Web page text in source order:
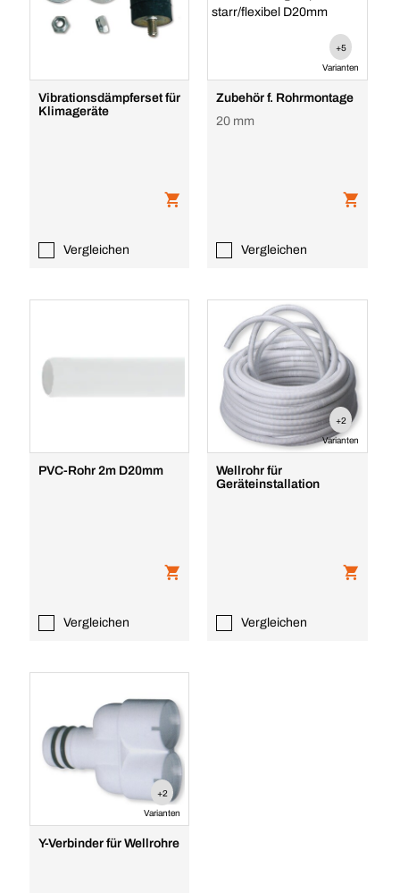
Vibrationsdämpferset für
Klimageräte
Vergleichen
+5
Varianten
Zubehör f. Rohrmontage
20 mm
Vergleichen
PVC-Rohr 2m D20mm
Vergleichen
+2
Varianten
Wellrohr für
Geräteinstallation
Vergleichen
+2
Varianten
Y-Verbinder für Wellrohre